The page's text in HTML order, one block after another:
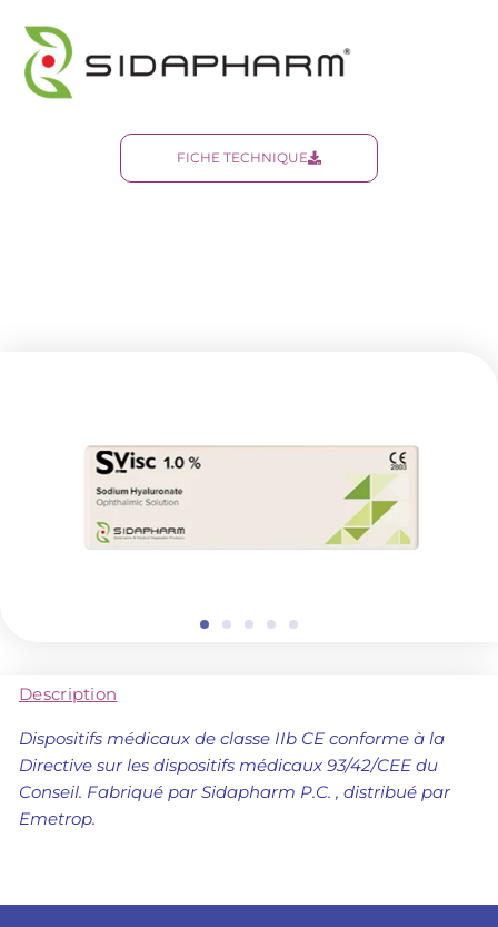
FICHE TECHNIQUE
Description
Dispositifs médicaux de classe IIb CE conforme à la
Directive sur les dispositifs médicaux 93/42/CEE du
Conseil. Fabriqué par Sidapharm P.C. , distribué par
Emetrop.